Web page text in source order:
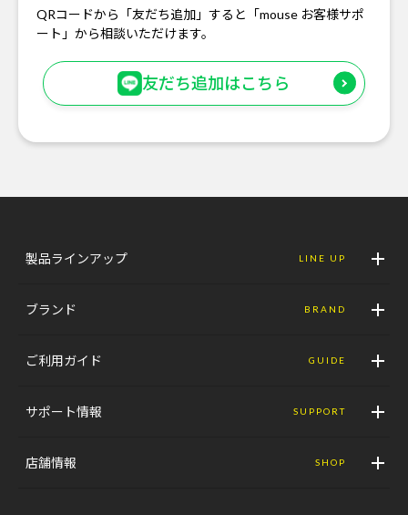
QRコードから「友だち追加」すると「mouse お客様サポ
ート」から相談いただけます。
友だち追加はこちら
製品ラインアップ LINE UP
ブランド BRAND
ご利用ガイド GUIDE
サポート情報 SUPPORT
店舗情報 SHOP